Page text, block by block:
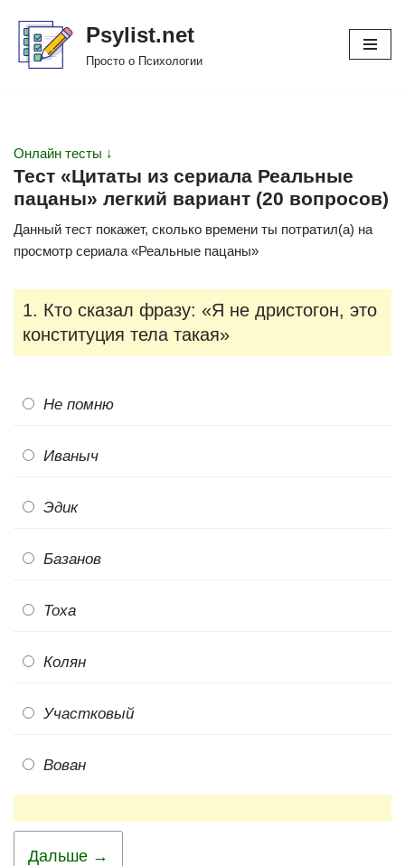
Перейти
Psylist.net
Просто о Психологии
Онлайн тесты ↓
Тест «Цитаты из сериала Реальные
пацаны» легкий вариант (20 вопросов)
Данный тест покажет, сколько времени ты потратил(а) на
просмотр сериала «Реальные пацаны»
1. Кто сказал фразу: «Я не дристогон, это
конституция тела такая»
Не помню
Иваныч
Эдик
Базанов
Тоха
Колян
Участковый
Вован
Дальше →